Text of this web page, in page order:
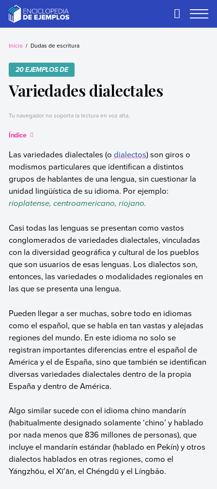
contentEjemplos
Necesitas ejemplos.
Primary
Inicio Dudas de escritura
20 EJEMPLOS DE
Variedades dialectales
Tu navegador no soporta la lectura en voz alta.
Índice
Las variedades dialectales (odialectos) son giros o
modismos particulares que identifican a distintos
grupos de hablantes de una lengua, sin cuestionar la
unidad lingüística de su idioma. Por ejemplo:
rioplatense, centroamericano, riojano.
Casi todas las lenguas se presentan como vastos
conglomerados de variedades dialectales, vinculadas
con la diversidad geográfica y cultural de los pueblos
que son usuarios de esas lenguas. Los dialectos son,
entonces, las variedades o modalidades regionales en
las que se presenta una lengua.
Pueden llegar a ser muchas, sobre todo en idiomas
como el español, que se habla en tan vastas y alejadas
regiones del mundo. En este idioma no solo se
registran importantes diferencias entre el español de
América y el de España, sino que también se identifican
diversas variedades dialectales dentro de la propia
España y dentro de América.
Algo similar sucede con el idioma chino mandarín
(habitualmente designado solamente ‘chino’ y hablado
por nada menos que 836 millones de personas), que
incluye el mandarín estándar (hablado en Pekín) y otros
dialectos hablados en otras regiones, como el
Yángzhōu, el Xī’ān, el Chéngdū y el Língbǎo.